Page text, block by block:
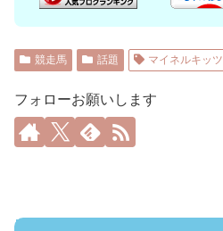
競走馬 話題 マイネルキッツ
フォローお願いします